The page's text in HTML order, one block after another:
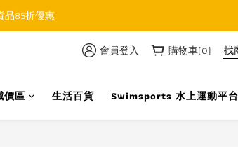
品85折優惠
會員登入 購物車(0)
價區 生活百貨 Swimsports 水上運動平台